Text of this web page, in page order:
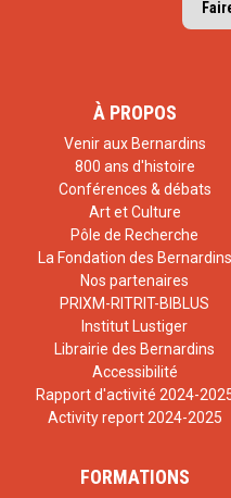
générations futures de
000 propriétaires
Les monuments
développement durable
la Demeure Historique
national des
l’environnement.
À PROPOS
Venir aux Bernardins
800 ans d'histoire
Conférences & débats
Art et Culture
Pôle de Recherche
La Fondation des Bernardins
Nos partenaires
PRIXM-RITRIT-BIBLUS
Institut Lustiger
Librairie des Bernardins
Accessibilité
Rapport d'activité 2024-
Activity report 2024-2025
FORMATIONS